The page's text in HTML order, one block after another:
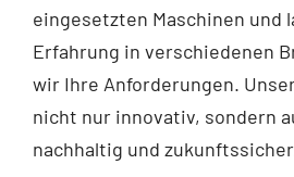
eingesetzten Maschinen und
Erfahrung in verschiedenen
wir Ihre Anforderungen.
nicht nur innovativ, sondern
nachhaltig und